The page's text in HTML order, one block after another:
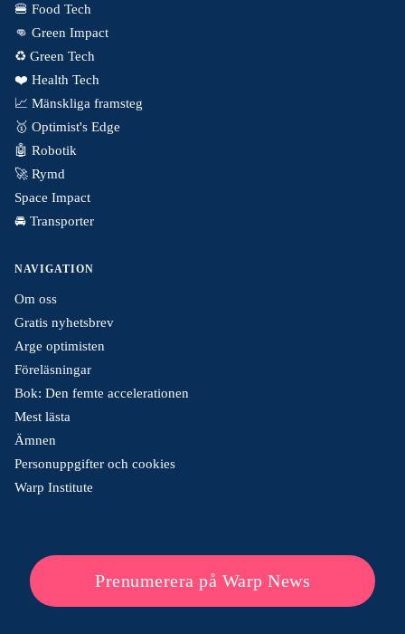
🍔 Food Tech
👊 Green Impact
♻️ Green Tech
❤️ Health Tech
📈 Mänskliga framsteg
🥇 Optimist's Edge
🤖 Robotik
🚀 Rymd
Space Impact
🚘 Transporter
NAVIGATION
Om oss
Gratis nyhetsbrev
Arge optimisten
Föreläsningar
Bok: Den femte accelerationen
Mest lästa
Ämnen
Personuppgifter och cookies
Warp Institute
Prenumerera på Warp News